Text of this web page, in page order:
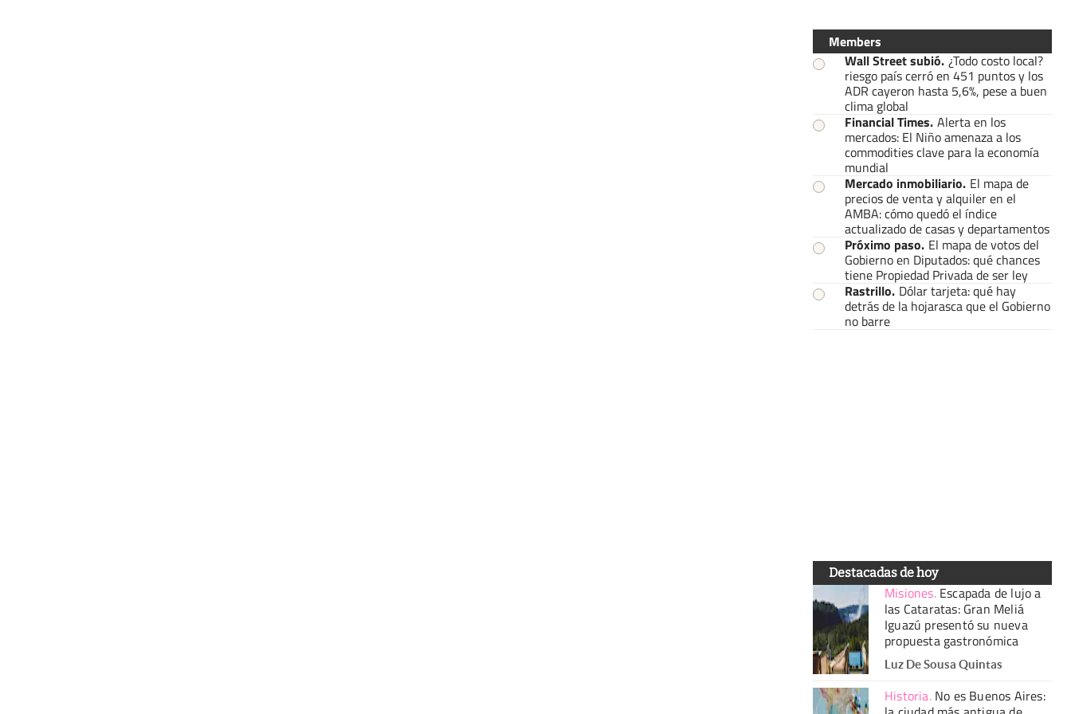
Members
Wall Street subió. ¿Todo costo local?
riesgo país cerró en 451 puntos y los
ADR cayeron hasta 5,6%, pese a buen
clima global
Financial Times. Alerta en los
mercados: El Niño amenaza a los
commodities clave para la economía
mundial
Mercado inmobiliario. El mapa de
precios de venta y alquiler en el
AMBA: cómo quedó el índice
actualizado de casas y departamentos
Próximo paso. El mapa de votos del
Gobierno en Diputados: qué chances
tiene Propiedad Privada de ser ley
Rastrillo. Dólar tarjeta: qué hay
detrás de la hojarasca que el Gobierno
no barre
Destacadas de hoy
Misiones. Escapada de lujo a
las Cataratas: Gran Meliá
Iguazú presentó su nueva
propuesta gastronómica
Luz De Sousa Quintas
Historia. No es Buenos Aires: